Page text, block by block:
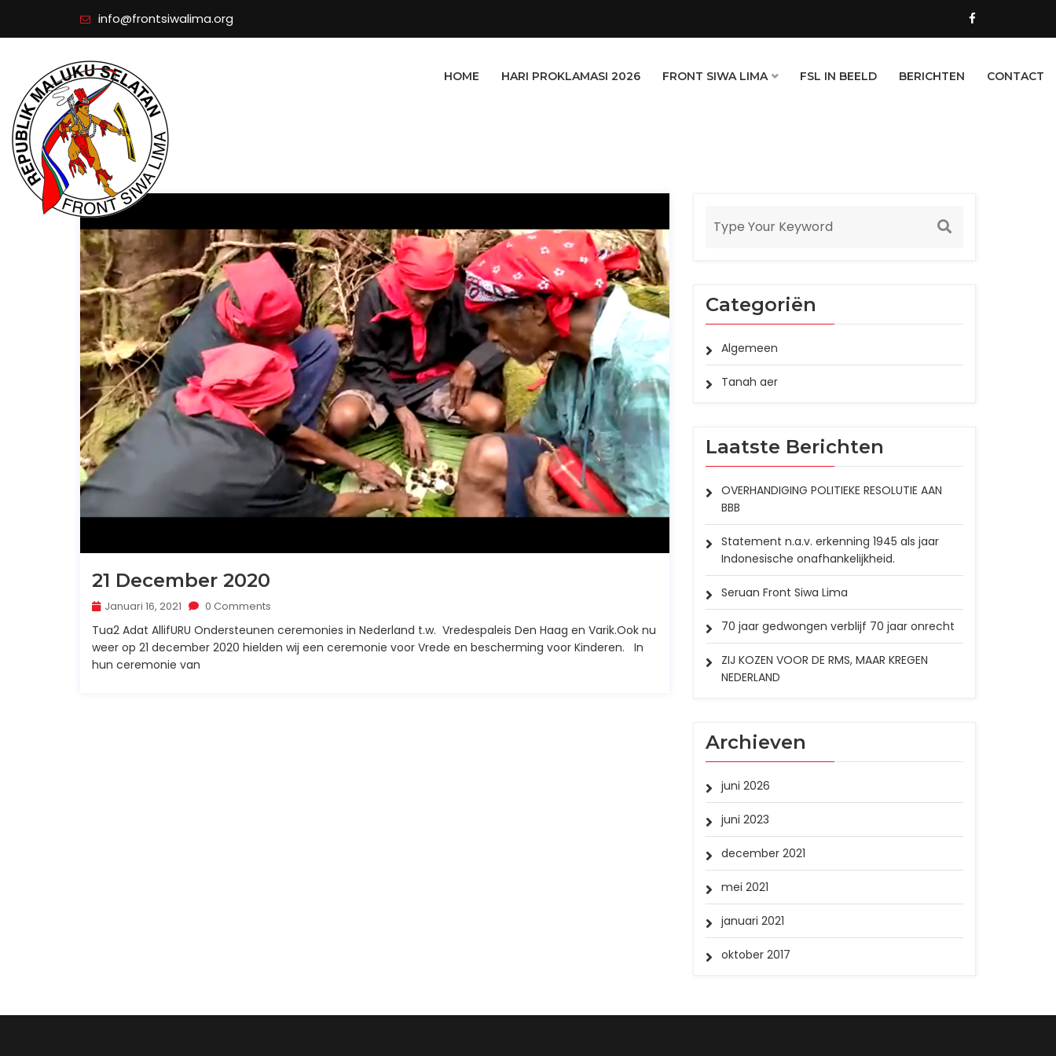
info@frontsiwalima.org
HOME HARI PROKLAMASI 2026 FRONT SIWA LIMA FSL IN BEELD BERICHTEN CONTACT
21 December 2020
Januari 16, 2021 0 Comments
Tua2 Adat AllifURU Ondersteunen ceremonies in Nederland t.w. Vredespaleis Den Haag en Varik.Ook nu
weer op 21 december 2020 hielden wij een ceremonie voor Vrede en bescherming voor Kinderen. In
hun ceremonie van
Categoriën
Algemeen
Tanah aer
Laatste Berichten
OVERHANDIGING POLITIEKE RESOLUTIE AAN
BBB
Statement n.a.v. erkenning 1945 als jaar
Indonesische onafhankelijkheid.
Seruan Front Siwa Lima
70 jaar gedwongen verblijf 70 jaar onrecht
ZIJ KOZEN VOOR DE RMS, MAAR KREGEN
NEDERLAND
Archieven
juni 2026
juni 2023
december 2021
mei 2021
januari 2021
oktober 2017